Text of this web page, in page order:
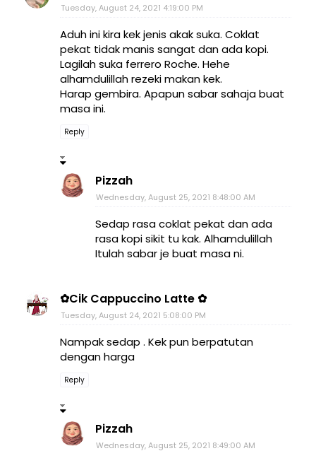
Tuesday, August 24, 2021 4:19:00 PM
Aduh ini kira kek jenis akak suka. Coklat
pekat tidak manis sangat dan ada kopi.
Lagilah suka ferrero Roche. Hehe
alhamdulillah rezeki makan kek.
Harap gembira. Apapun sabar sahaja buat
masa ini.
Reply
Pizzah
Wednesday, August 25, 2021 8:48:00 AM
Sedap rasa coklat pekat dan ada
rasa kopi sikit tu kak. Alhamdulillah
Itulah sabar je buat masa ni.
✿Cik Cappuccino Latte ✿
Tuesday, August 24, 2021 5:08:00 PM
Nampak sedap . Kek pun berpatutan
dengan harga
Reply
Pizzah
Wednesday, August 25, 2021 8:49:00 AM